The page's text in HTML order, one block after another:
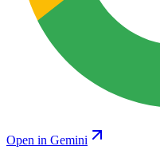
Open in Gemini